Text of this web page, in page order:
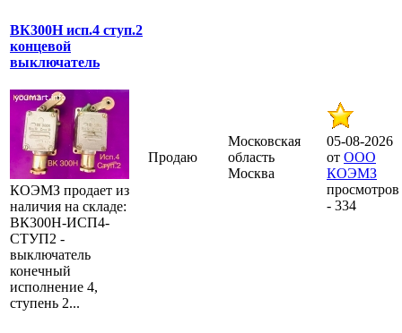
ВК300Н исп.4 ступ.2
концевой
выключатель
КОЭМЗ продает из
наличия на складе:
ВК300Н-ИСП4-
СТУП2 -
выключатель
конечный
исполнение 4,
ступень 2...
Продаю
Московская
область
Москва
05-08-2026
от ООО
КОЭМЗ
просмотров
- 334